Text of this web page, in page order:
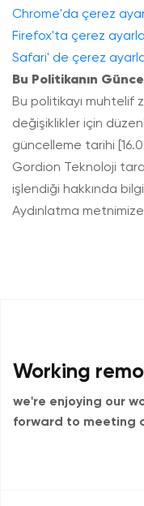
Chrome'da çerez
Firefox'ta çerez
Safari' de çerez
Bu Politikanın
Bu politikayı muhtelif
değişiklikler için
güncelleme tarihi
Gordion Teknoloji
işlendiği hakkında
Aydınlatma metnimize
Working
we're enjoying our
forward to meeting